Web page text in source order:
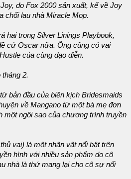
Joy, do Fox 2000 sản xuất, kể về Joy
chổi lau nhà Miracle Mop.
hai trong Silver Linings Playbook,
cử Oscar nữa. Ông cũng có vai
của cùng đạo diễn.
2.
bản đầu của biên kịch Bridesmaids
về Mangano từ một bà mẹ đơn
một ngôi sao của chương trình truyền
vai) là một nhân vật nổi bật trên
hình với nhiều sản phẩm do cô
nhà là thứ mang lại cho cô sự nổi